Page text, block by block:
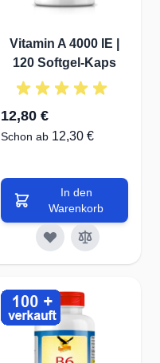
Vitamin A 4000 IE |
120 Softgel-Kaps
12,80 €
Schon ab 12,30 €
In den
Warenkorb